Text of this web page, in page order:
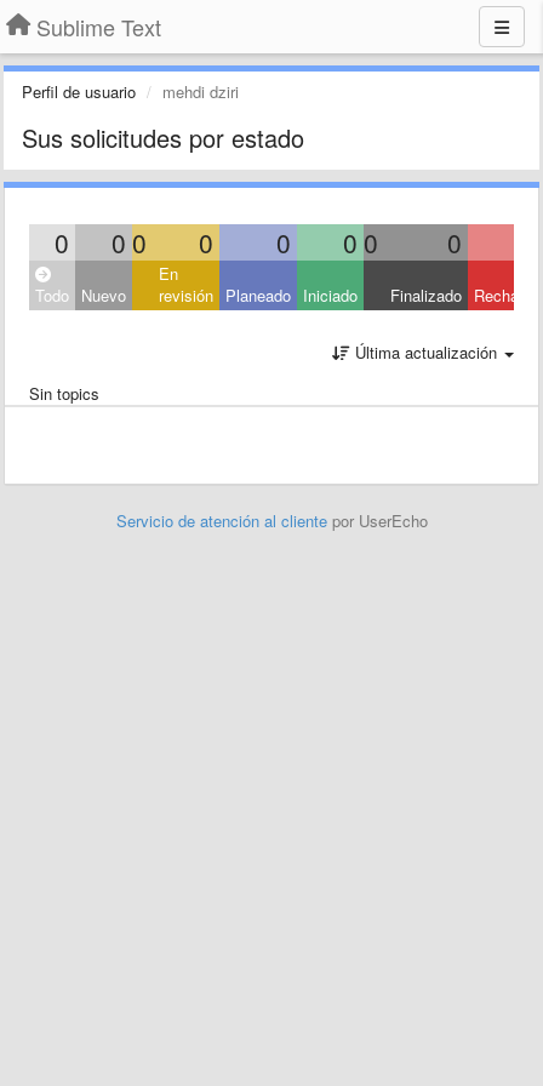
Sublime Text
Perfil de usuario mehdi dziri
Sus solicitudes por estado
0 0 0 0 0 0 0 0
Todo Nuevo
En
revisión Planeado Iniciado Finalizado
Última actualización
Sin topics
Servicio de atención al cliente por UserEcho